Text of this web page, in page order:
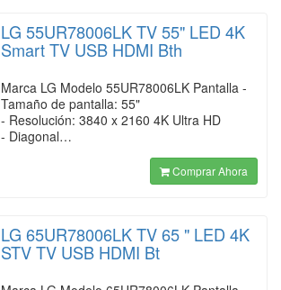
LG 55UR78006LK TV 55" LED 4K
Smart TV USB HDMI Bth
Marca LG Modelo 55UR78006LK Pantalla -
Tamaño de pantalla: 55"
- Resolución: 3840 x 2160 4K Ultra HD
- Diagonal…
Comprar Ahora
LG 65UR78006LK TV 65 " LED 4K
STV TV USB HDMI Bt